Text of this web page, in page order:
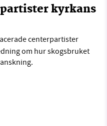
kyrkans
centerpartister
om hur skogsbruket